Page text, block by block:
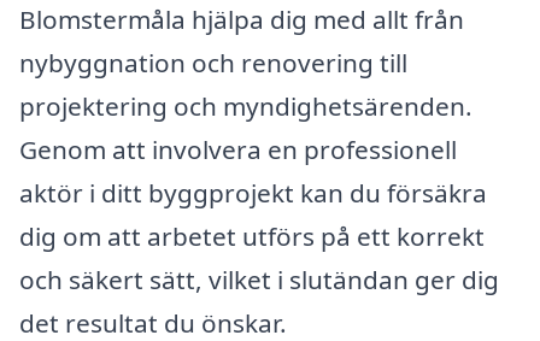
Blomstermåla hjälpa dig med allt från
nybyggnation och renovering till
projektering och myndighetsärenden.
Genom att involvera en professionell
aktör i ditt byggprojekt kan du försäkra
dig om att arbetet utförs på ett korrekt
och säkert sätt, vilket i slutändan ger dig
det resultat du önskar.